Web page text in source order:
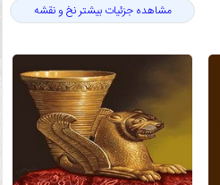
مشاهده جزئیات بیشتر نخ و نقشه